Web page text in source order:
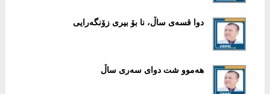
دوا قسەی ساڵ، نا بۆ بیری زۆنگەرایی
هەموو شت دوای سەری ساڵ